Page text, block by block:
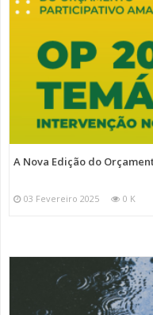
A Nova Edição do
03 Fevereiro 2025 0 K